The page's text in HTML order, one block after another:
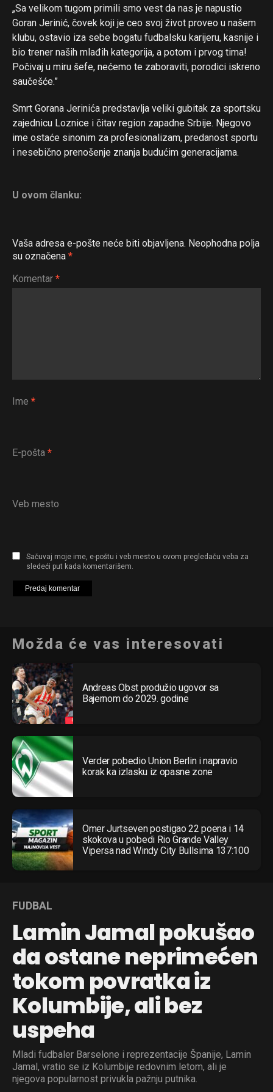
„Sa velikom tugom primili smo vest da nas je napustio
Goran Jerinić, čovek koji je ceo svoj život proveo u našem
klubu, ostavio iza sebe bogatu fudbalsku karijeru, kasnije i
bio trener naših mlađih kategorija, a potom i prvog tima!
Počivaj u miru šefe, nećemo te zaboraviti, porodici iskreno
saučešće.”
Smrt Gorana Jerinića predstavlja veliki gubitak za sportsku
zajednicu Loznice i čitav region zapadne Srbije. Njegovo
ime ostaće sinonim za profesionalizam, predanost sportu
i nesebično prenošenje znanja budućim generacijama.
U ovom članku:
Vaša adresa e-pošte neće biti objavljena. Neophodna polja
su označena *
Komentar *
Ime *
E-pošta *
Veb mesto
Sačuvaj moje ime, e-poštu i veb mesto u ovom pregledaču veba za
sledeći put kada komentarišem.
Možda će vas interesovati
Andreas Obst produžio ugovor sa
Bajernom do 2029. godine
Verder pobedio Union Berlin i napravio
korak ka izlasku iz opasne zone
Omer Jurtseven postigao 22 poena i 14
skokova u pobedi Rio Grande Valley
Vipersa nad Windy City Bullsima 137:100
FUDBAL
Lamin Jamal pokušao
da ostane neprimećen
tokom povratka iz
Kolumbije, ali bez
uspeha
Mladi fudbaler Barselone i reprezentacije Španije, Lamin
Jamal, vratio se iz Kolumbije redovnim letom, ali je
njegova popularnost privukla pažnju putnika.